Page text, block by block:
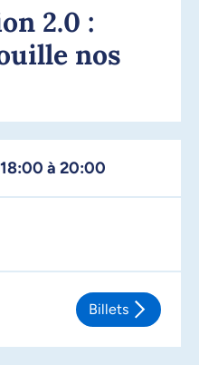
2.0 :
nos
18:00 à 20:00
Billets